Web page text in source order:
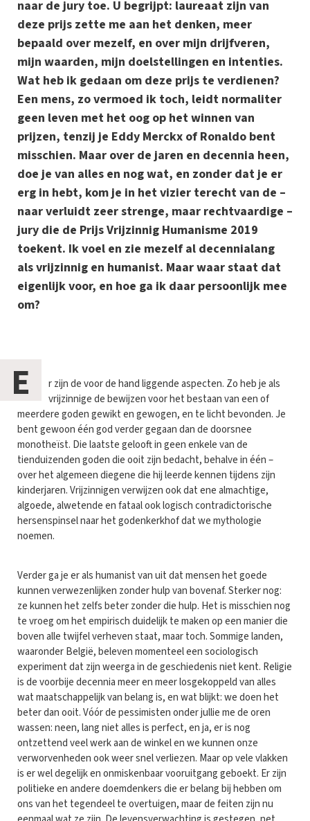
naar de jury toe. U begrijpt: laureaat zijn van
deze prijs zette me aan het denken, meer
bepaald over mezelf, en over mijn drijfveren,
mijn waarden, mijn doelstellingen en intenties.
Wat heb ik gedaan om deze prijs te verdienen?
Een mens, zo vermoed ik toch, leidt normaliter
geen leven met het oog op het winnen van
prijzen, tenzij je Eddy Merckx of Ronaldo bent
misschien. Maar over de jaren en decennia heen,
doe je van alles en nog wat, en zonder dat je er
erg in hebt, kom je in het vizier terecht van de –
naar verluidt zeer strenge, maar rechtvaardige –
jury die de Prijs Vrijzinnig Humanisme 2019
toekent. Ik voel en zie mezelf al decennialang
als vrijzinnig en humanist. Maar waar staat dat
eigenlijk voor, en hoe ga ik daar persoonlijk mee
om?
E
r zijn de voor de hand liggende aspecten. Zo heb je als
vrijzinnige de bewijzen voor het bestaan van een of
meerdere goden gewikt en gewogen, en te licht bevonden. Je
bent gewoon één god verder gegaan dan de doorsnee
monotheïst. Die laatste gelooft in geen enkele van de
tienduizenden goden die ooit zijn bedacht, behalve in één –
over het algemeen diegene die hij leerde kennen tijdens zijn
kinderjaren. Vrijzinnigen verwijzen ook dat ene almachtige,
algoede, alwetende en fataal ook logisch contradictorische
hersenspinsel naar het godenkerkhof dat we mythologie
noemen.
Verder ga je er als humanist van uit dat mensen het goede
kunnen verwezenlijken zonder hulp van bovenaf. Sterker nog:
ze kunnen het zelfs beter zonder die hulp. Het is misschien nog
te vroeg om het empirisch duidelijk te maken op een manier die
boven alle twijfel verheven staat, maar toch. Sommige landen,
waaronder België, beleven momenteel een sociologisch
experiment dat zijn weerga in de geschiedenis niet kent. Religie
is de voorbije decennia meer en meer losgekoppeld van alles
wat maatschappelijk van belang is, en wat blijkt: we doen het
beter dan ooit. Vóór de pessimisten onder jullie me de oren
wassen: neen, lang niet alles is perfect, en ja, er is nog
ontzettend veel werk aan de winkel en we kunnen onze
verworvenheden ook weer snel verliezen. Maar op vele vlakken
is er wel degelijk en onmiskenbaar vooruitgang geboekt. Er zijn
politieke en andere doemdenkers die er belang bij hebben om
ons van het tegendeel te overtuigen, maar de feiten zijn nu